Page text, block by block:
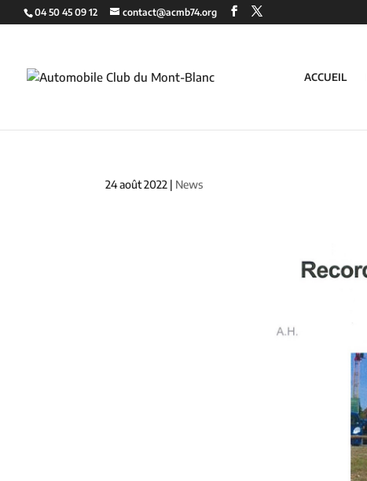
04 50 45 09 12 contact@acmb74.org
ACCUEIL
24 août 2022 | News